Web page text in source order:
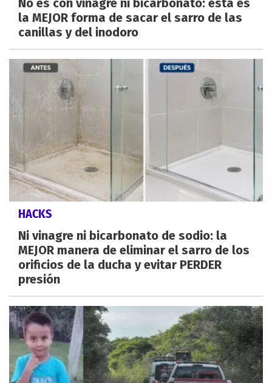
la MEJOR forma de sacar el sarro de las
canillas y del inodoro
HACKS
Ni vinagre ni bicarbonato de sodio: la
MEJOR manera de eliminar el sarro de los
orificios de la ducha y evitar PERDER
presión